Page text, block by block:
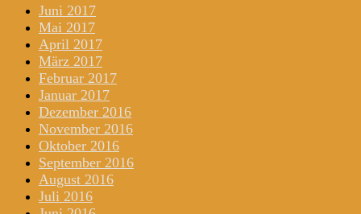
Juni 2017
Mai 2017
April 2017
März 2017
Februar 2017
Januar 2017
Dezember 2016
November 2016
Oktober 2016
September 2016
August 2016
Juli 2016